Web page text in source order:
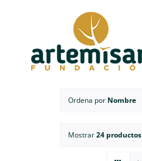
Ordena por Nombre
Mostrar24 productos